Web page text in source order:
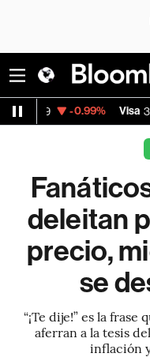
Visa 368.54 -
deleitan
precio,
se
“¡Te dije!” es la
aferran a la tesis
inflación